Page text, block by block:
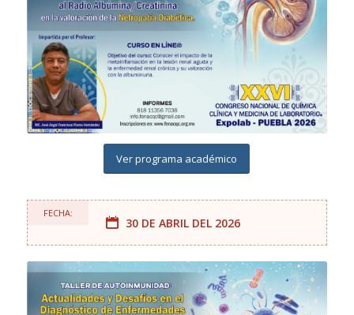
Ver programa académico
FECHA:
30 DE ABRIL DEL 2026